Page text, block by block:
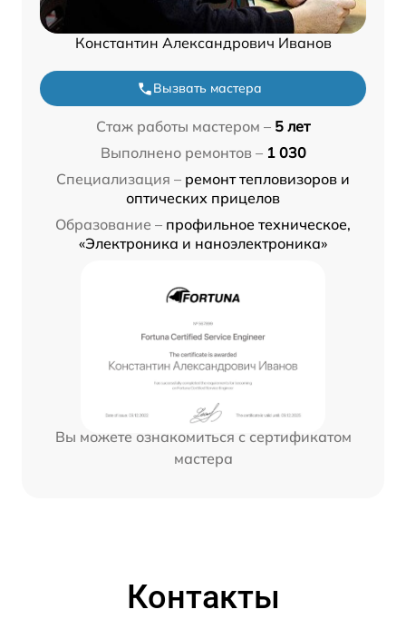
Константин Александрович Иванов
Вызвать мастера
Стаж работы мастером – 5 лет
Выполнено ремонтов – 1 030
Специализация – ремонт тепловизоров и
оптических прицелов
Образование – профильное техническое,
«Электроника и наноэлектроника»
Вы можете ознакомиться с сертификатом
мастера
Контакты